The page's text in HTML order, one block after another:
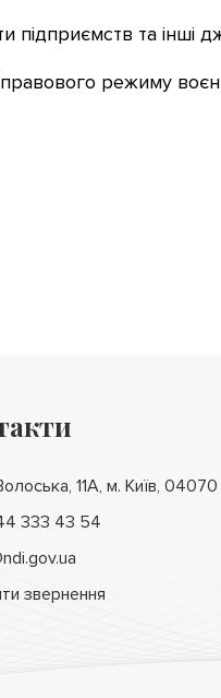
та інші
режиму
11А, м. Київ, 04070
333 43 54
звернення